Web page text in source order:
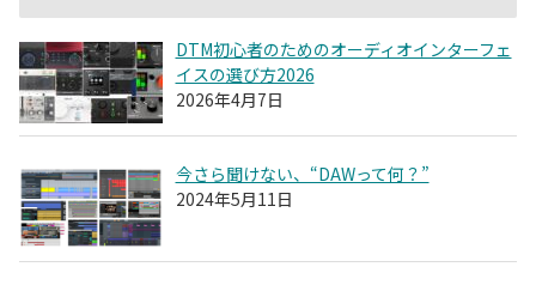
DTM初心者のためのオーディオインターフェ
イスの選び方2026
2026年4月7日
今さら聞けない、“DAWって何？”
2024年5月11日